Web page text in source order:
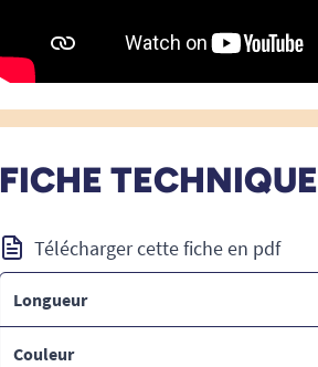
FICHE TECHNIQUE
Télécharger cette fiche en pdf
Longueur
Couleur